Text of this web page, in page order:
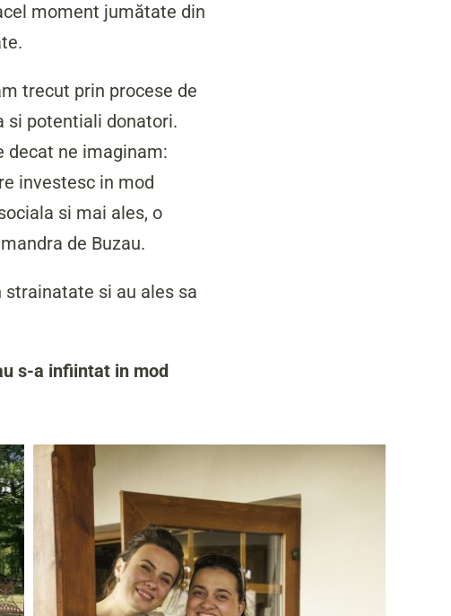
moment jumătate din
trecut prin procese de
si potentiali donatori.
decat ne imaginam:
investesc in mod
si mai ales, o
de Buzau.
si au ales sa
s-a infiintat in mod